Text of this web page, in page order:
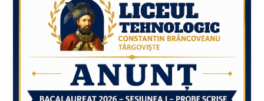
„Constantin
Brâncoveanu”
Târgoviște